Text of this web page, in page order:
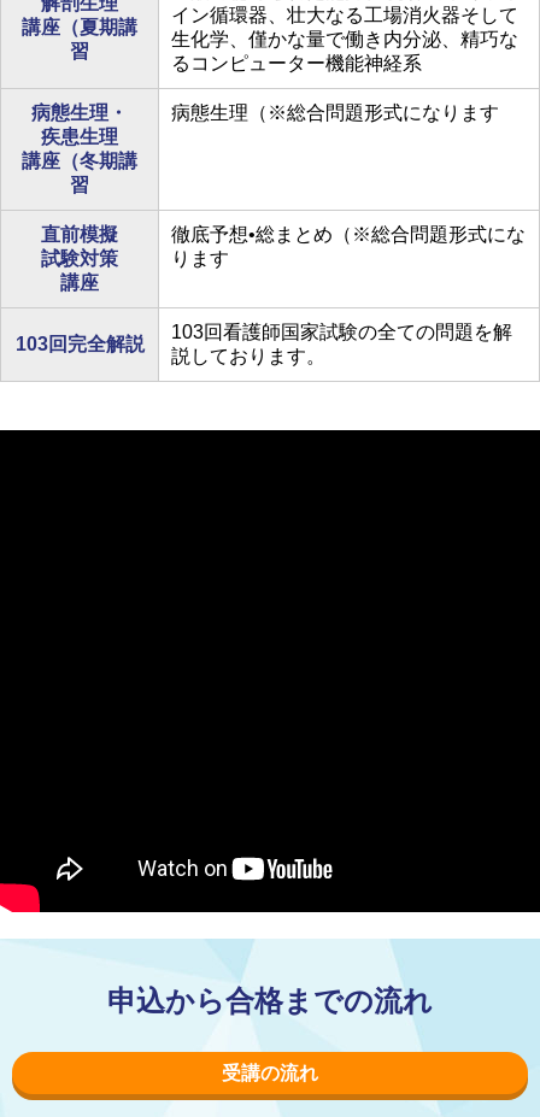
講座（夏期講
習
イン循環器、壮大なる工場消火器そして
生化学、僅かな量で働き内分泌、精巧な
るコンピューター機能神経系
病態生理・
疾患生理
講座（冬期講
習
病態生理（※総合問題形式になります
直前模擬
試験対策
講座
徹底予想•総まとめ（※総合問題形式にな
ります
103回完全解説
103回看護師国家試験の全ての問題を解
説しております。
申込から合格までの流れ
受講の流れ